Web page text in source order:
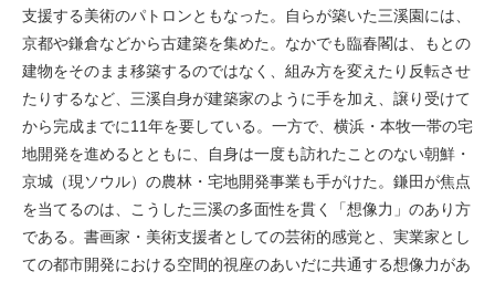
支援する美術のパトロンともなった。自らが築いた三溪園には、
京都や鎌倉などから古建築を集めた。なかでも臨春閣は、もとの
建物をそのまま移築するのではなく、組み方を変えたり反転させ
たりするなど、三溪自身が建築家のように手を加え、譲り受けて
から完成までに11年を要している。一方で、横浜・本牧一帯の宅
地開発を進めるとともに、自身は一度も訪れたことのない朝鮮・
京城（現ソウル）の農林・宅地開発事業も手がけた。鎌田が焦点
を当てるのは、こうした三溪の多面性を貫く「想像力」のあり方
である。書画家・美術支援者としての芸術的感覚と、実業家とし
ての都市開発における空間的視座のあいだに共通する想像力があ